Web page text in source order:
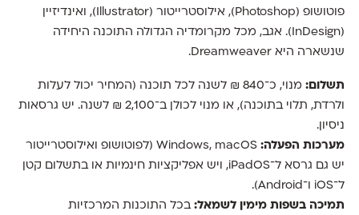
פוטושופ (Photoshop), אילוסטרייטור (Illustrator), ואינדיזיין
(InDesign). אגב, מכל מקרומדיה הגדולה התוכנה היחידה
שנשארה היא Dreamweaver.
תשלום:
מנוי, כ־840 ₪ לשנה לכל תוכנה (המחיר יכול לעלות
ולרדת, תלוי בתוכנה), או מנוי לכולן ב־2,100 ₪ לשנה. יש גרסאות
ניסיון.
מערכות הפעלה:
Windows, macOS (לפוטושופ ואילוסטרייטור
יש גם גרסא ל־iPadOS, ויש אפליקציות חינמיות או בתשלום קטן
ל־iOS ו־Android).
תמיכה בשפות מימין לשמאל:בכל התוכנות המרכזיות